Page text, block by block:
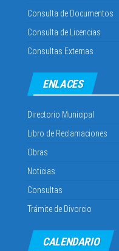
Consulta de Documentos
Consulta de Licencias
Consultas Externas
ENLACES
Directorio Municipal
Libro de Reclamaciones
Obras
Noticias
Consultas
Trámite de Divorcio
CALENDARIO